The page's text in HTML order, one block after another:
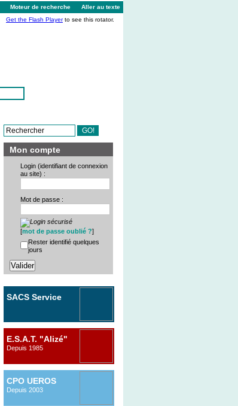
Moteur de recherche
Aller au texte
Get the Flash Playerto see this rotator.
Mon compte
Login (identifiant de connexion
au site) :
Mot de passe :
[mot de passe oublié ?]
Rester identifié quelques
jours
SACS Service
d’Accompagnement
Comportemental
Spécialisé
E.S.A.T. "Alizé"
Depuis 1985
CPO UEROS
Depuis 2003